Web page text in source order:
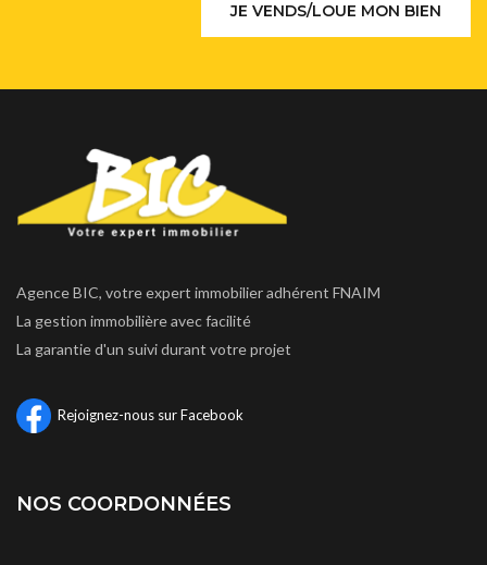
JE VENDS/LOUE MON BIEN
Agence BIC, votre expert immobilier adhérent FNAIM
La gestion immobilière avec facilité
La garantie d'un suivi durant votre projet
Rejoignez-nous sur Facebook
NOS COORDONNÉES